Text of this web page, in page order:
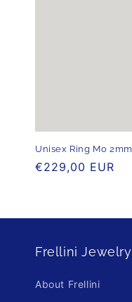
Unisex Ring Mo 2mm
Normaler
€229,00 EUR
Frellini Jewelry
About Frellini